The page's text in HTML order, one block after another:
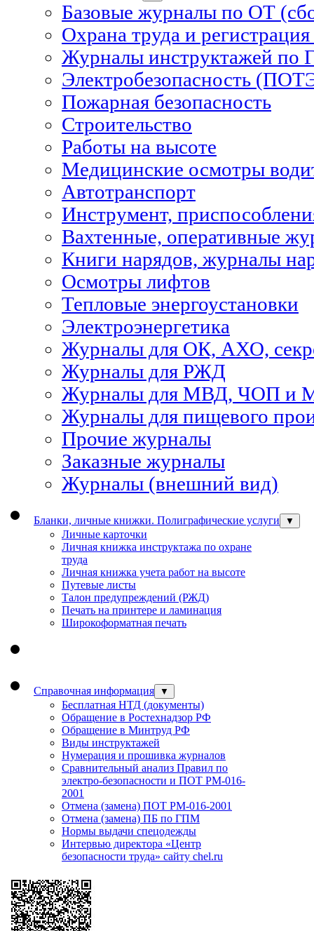
Базовые журналы по ОТ
Охрана труда и
Журналы инструктажей по
Электробезопасность
Пожарная безопасность
Строительство
Работы на высоте
Медицинские осмотры
Автотранспорт
Инструмент,
Вахтенные, оперативные
Книги нарядов, журналы
Осмотры лифтов
Тепловые энергоустановки
Электроэнергетика
Журналы для ОК, АХО,
Журналы для РЖД
Журналы для МВД, ЧОП и
Журналы для пищевого
Прочие журналы
Заказные журналы
Журналы (внешний вид)
Бланки, личные книжки. Полиграфические услуги ▼
Личные карточки
Личная книжка инструктажа по охране
труда
Личная книжка учета работ на высоте
Путевые листы
Талон предупреждений (РЖД)
Печать на принтере и ламинация
Широкоформатная печать
Справочная информация ▼
Бесплатная НТД (документы)
Обращение в Ростехнадзор РФ
Обращение в Минтруд РФ
Виды инструктажей
Нумерация и прошивка журналов
Сравнительный анализ Правил по
электро-безопасности и ПОТ РМ-016-
2001
Отмена (замена) ПОТ РМ-016-2001
Отмена (замена) ПБ по ГПМ
Нормы выдачи спецодежды
Интервью директора «Центр
безопасности труда» сайту chel.ru